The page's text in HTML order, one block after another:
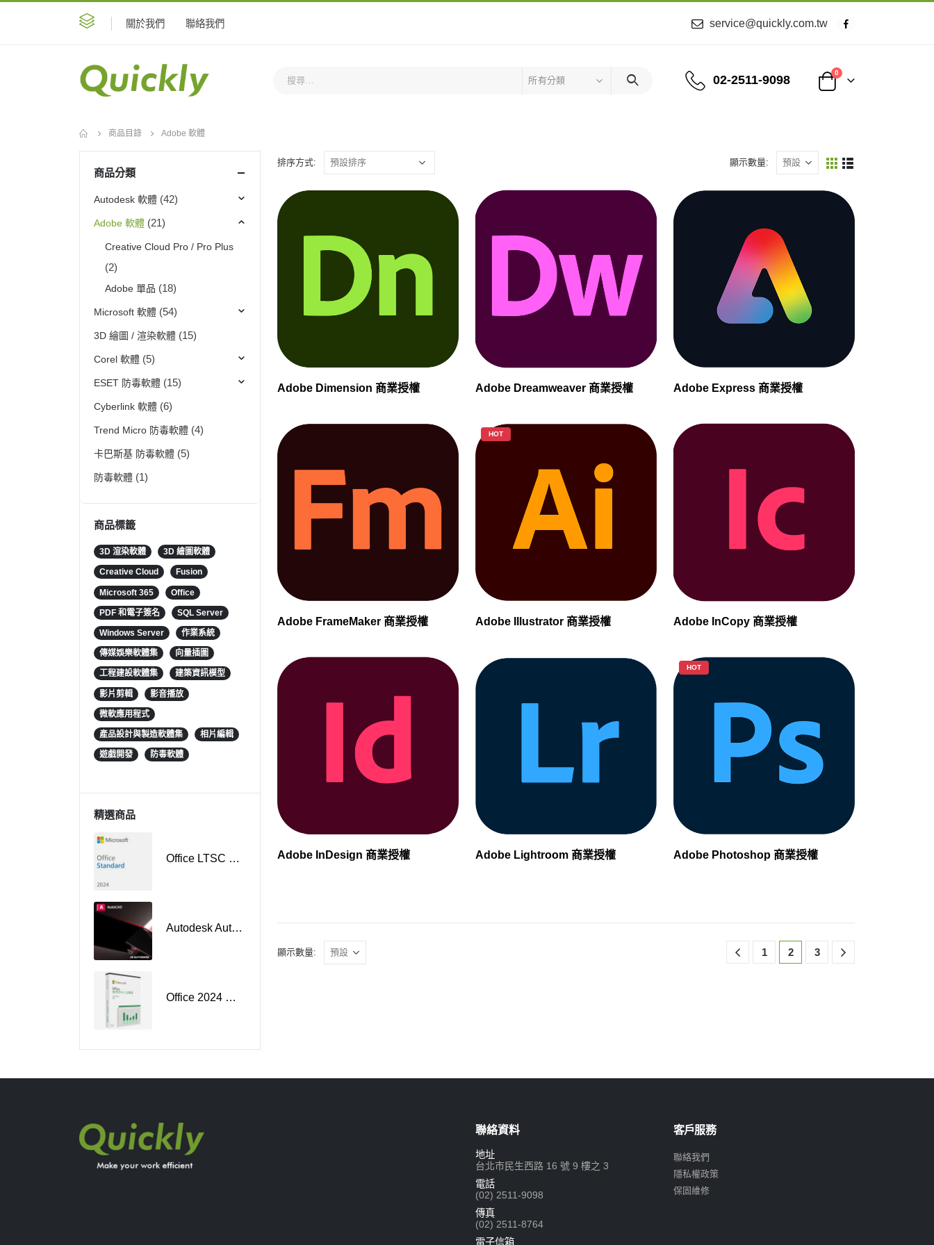
關於我們 聯絡我們 service@quickly.com.tw
所有分類 02-2511-9098
0
商品目錄 Adobe 軟體
排序方式: 顯示數量:
Adobe Dimension 商業授權 Adobe Dreamweaver 商業授權 Adobe Express 商業授權
Adobe FrameMaker 商業授權
HOT
Adobe Illustrator 商業授權 Adobe InCopy 商業授權
Adobe InDesign 商業授權 Adobe Lightroom 商業授權
HOT
Adobe Photoshop 商業授權
顯示數量: 1 2 3
商品分類
Autodesk 軟體 (42)
Adobe 軟體 (21)
Creative Cloud Pro / Pro Plus
(2)
Adobe 單品 (18)
Microsoft 軟體 (54)
3D 繪圖 / 渲染軟體 (15)
Corel 軟體 (5)
ESET 防毒軟體 (15)
Cyberlink 軟體 (6)
Trend Micro 防毒軟體 (4)
卡巴斯基 防毒軟體 (5)
防毒軟體 (1)
商品標籤
3D 渲染軟體 3D 繪圖軟體
Creative Cloud Fusion
Microsoft 365 Office
PDF 和電子簽名 SQL Server
Windows Server 作業系統
傳媒娛樂軟體集 向量插圖
工程建設軟體集 建築資訊模型
影片剪輯 影音播放
微軟應用程式
產品設計與製造軟體集 相片編輯
遊戲開發 防毒軟體
精選商品
Office LTSC Standard 2024 授權
Autodesk AutoCAD 商業授權
Office 2024 家用及中小企業版盒裝 PKC
聯絡資料
地址
台北市民生西路 16 號 9 樓之 3
電話
(02) 2511-9098
傳真
(02) 2511-8764
電子信箱
客戶服務
聯絡我們
隱私權政策
保固維修